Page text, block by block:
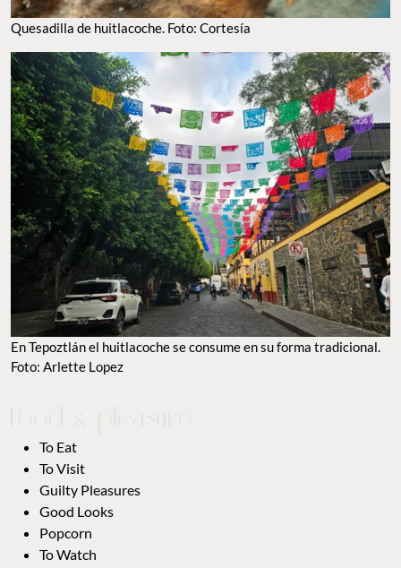
Quesadilla de huitlacoche. Foto: Cortesía
En Tepoztlán el huitlacoche se consume en su forma tradicional.
Foto: Arlette Lopez
To Eat
To Visit
Guilty Pleasures
Good Looks
Popcorn
To Watch